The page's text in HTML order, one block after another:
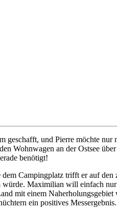
geschafft, und Pierre möchte
Wohnwagen an der Ostsee
benötigt!
Campingplatz trifft er auf den
Maximilian will einfach
mit einem Naherholungsgebiet
ein positives Messergebnis.